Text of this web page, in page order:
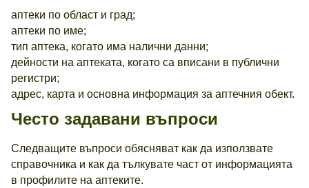
аптеки по област и град;
аптеки по име;
тип аптека, когато има налични данни;
дейности на аптеката, когато са вписани в публични
регистри;
адрес, карта и основна информация за аптечния обект.
Често задавани въпроси
Следващите въпроси обясняват как да използвате
справочника и как да тълкувате част от информацията
в профилите на аптеките.